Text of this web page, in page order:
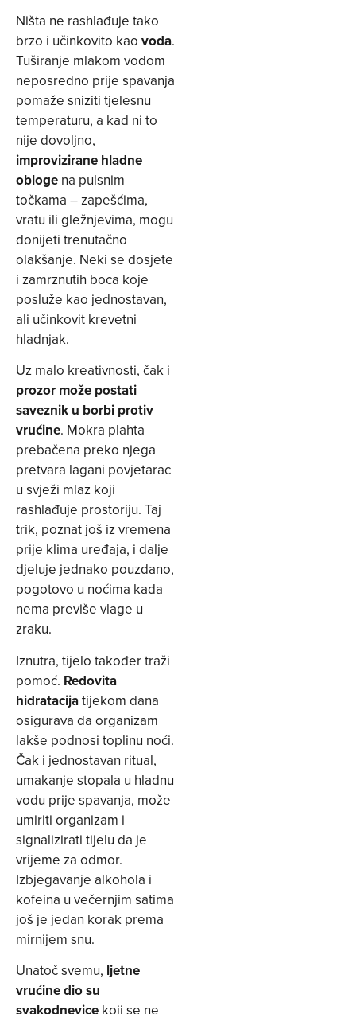
Ništa ne rashlađuje tako
brzo i učinkovito kao voda.
Tuširanje mlakom vodom
neposredno prije spavanja
pomaže sniziti tjelesnu
temperaturu, a kad ni to
nije dovoljno,
improvizirane hladne
obloge na pulsnim
točkama – zapešćima,
vratu ili gležnjevima, mogu
donijeti trenutačno
olakšanje. Neki se dosjete
i zamrznutih boca koje
posluže kao jednostavan,
ali učinkovit krevetni
hladnjak.
Uz malo kreativnosti, čak i
prozor može postati
saveznik u borbi protiv
vrućine. Mokra plahta
prebačena preko njega
pretvara lagani povjetarac
u svježi mlaz koji
rashlađuje prostoriju. Taj
trik, poznat još iz vremena
prije klima uređaja, i dalje
djeluje jednako pouzdano,
pogotovo u noćima kada
nema previše vlage u
zraku.
Iznutra, tijelo također traži
pomoć. Redovita
hidratacijatijekom dana
osigurava da organizam
lakše podnosi toplinu noći.
Čak i jednostavan ritual,
umakanje stopala u hladnu
vodu prije spavanja, može
umiriti organizam i
signalizirati tijelu da je
vrijeme za odmor.
Izbjegavanje alkohola i
kofeina u večernjim satima
još je jedan korak prema
mirnijem snu.
Unatoč svemu, ljetne
vrućine dio su